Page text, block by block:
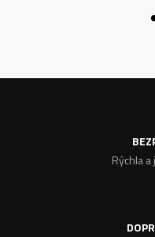
Rýchla